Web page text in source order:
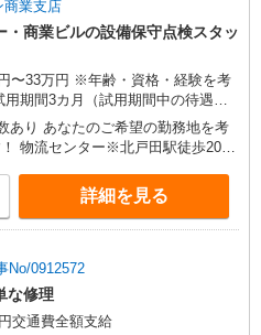
業支店
・商業ビルの設備保守点検スタッ
〜33万円 ※年齢・資格・経験を考
期間3カ月（試用期間中の待遇の
した場合は全額
大月70,000円 ・扶養手当：最大月
手当：1回あたり2,500円 ・深夜手
時〜翌5時の間の業務対応時に支給
いて】 電気主任技術者1種・2種
） 建築物環境衛生管理技術者（月
機械責任者3種（月3,000円）
あり あなたのご希望の勤務地を考
分
で通勤便利 【新宿】 東京都新宿区新
】 東京都渋谷区神南1-21-3 【上
区上野6-15-1 【錦糸町】 東京都
【国分寺】 東京都国分寺市南町3-
東京都町田市原町田6-1-6 東京都町
6 【大宮】 埼玉県さいたま市大宮
詳細を見る
No/0912572
な修理
交通費全額支給